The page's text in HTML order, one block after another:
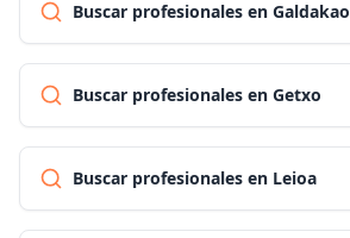
Buscar profesionales en Galdakao
Buscar profesionales en Getxo
Buscar profesionales en Leioa